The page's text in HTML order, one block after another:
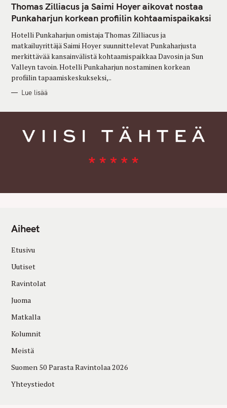
T
E
G
O
I
S
Thomas Zilliacus ja Saimi Hoyer aikovat nostaa
Punkaharjun korkean profiilin kohtaamispaikaksi
Hotelli Punkaharjun omistaja Thomas Zilliacus ja
matkailuyrittäjä Saimi Hoyer suunnittelevat Punkaharjusta
merkittävää kansainvälistä kohtaamispaikkaa Davosin ja Sun
Valleyn tavoin. Hotelli Punkaharjun nostaminen korkean
profiilin tapaamiskeskukseksi,..
Lue lisää
Aiheet
Etusivu
Uutiset
Ravintolat
Juoma
Matkalla
Kolumnit
Meistä
Suomen 50 Parasta Ravintolaa 2026
Yhteystiedot